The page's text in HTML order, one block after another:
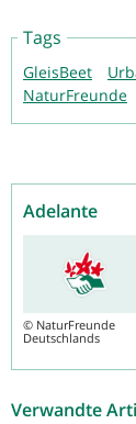
Tags
GleisBeet
NaturFreunde
Adelante
© NaturFreunde
Deutschlands
Verwandte